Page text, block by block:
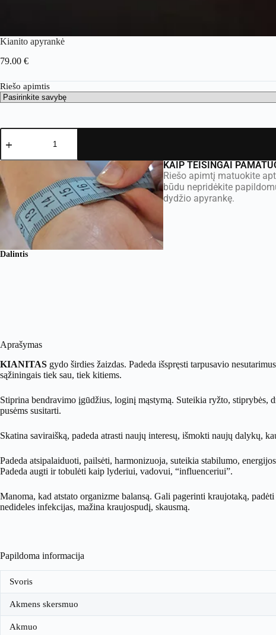
Kianito apyrankė
79.00 €
Riešo apimtis
KAIP TEISINGAI
Riešo apimtį matuokite
būdu nepridėkite
dydžio apyrankę.
Dalintis
Aprašymas
KIANITAS gydo širdies žaizdas. Padeda išspręsti tarpusavio
sąžiningais tiek sau, tiek kitiems.
Stiprina bendravimo įgūdžius, loginį mąstymą. Suteikia ryžto, stiprybės,
pusėms susitarti.
Skatina saviraišką, padeda atrasti naujų interesų, išmokti naujų dalykų,
Padeda atsipalaiduoti, pailsėti, harmonizuoja, suteikia stabilumo,
Padeda augti ir tobulėti kaip lyderiui, vadovui, “influenceriui”.
Manoma, kad atstato organizme balansą. Gali pagerinti kraujotaką,
nedideles infekcijas, mažina kraujospudį, skausmą.
Papildoma informacija
Svoris
Akmens skersmuo
Akmuo